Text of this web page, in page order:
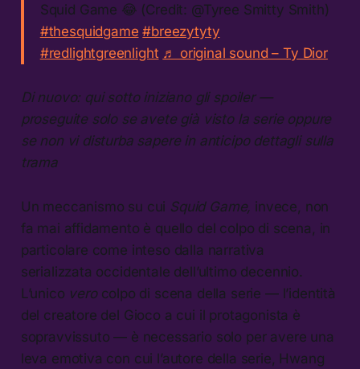
Squid Game 😂 (Credit: @Tyree Smitty Smith)
#thesquidgame #breezytyty
#redlightgreenlight ♬ original sound – Ty Dior
Di nuovo: qui sotto iniziano gli spoiler —
proseguite solo se avete già visto la serie oppure
se non vi disturba sapere in anticipo dettagli sulla
trama
Un meccanismo su cui Squid Game, invece, non
fa mai affidamento è quello del colpo di scena, in
particolare come inteso dalla narrativa
serializzata occidentale dell’ultimo decennio.
L’unico vero colpo di scena della serie — l’identità
del creatore del Gioco a cui il protagonista è
sopravvissuto — è necessario solo per avere una
leva emotiva con cui l’autore della serie, Hwang